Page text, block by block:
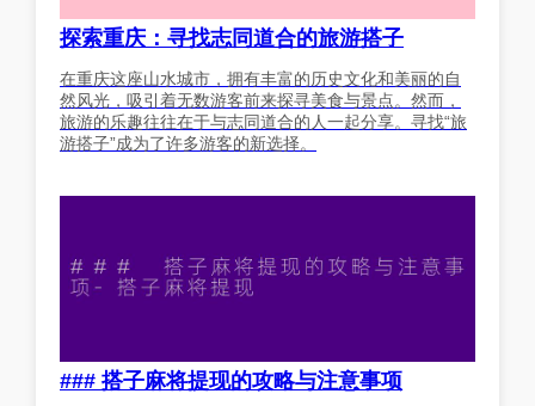
探索重庆：寻找志同道合的旅游搭子
在重庆这座山水城市，拥有丰富的历史文化和美丽的自
然风光，吸引着无数游客前来探寻美食与景点。然而，
旅游的乐趣往往在于与志同道合的人一起分享。寻找“旅
游搭子”成为了许多游客的新选择。
### 搭子麻将提现的攻略与注意事项